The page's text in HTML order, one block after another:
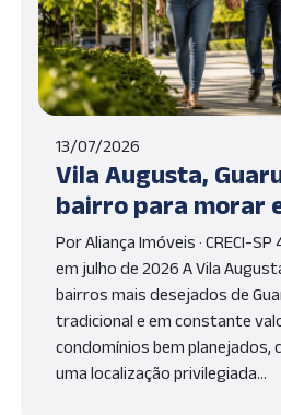
13/07/2026
Vila Augusta,
bairro para morar
Por Aliança Imóveis · CRECI-
em julho de 2026 A Vila
bairros mais desejados de
tradicional e em constante
condomínios bem planejados,
uma localização privilegiada…